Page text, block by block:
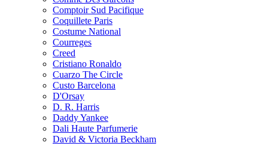
Comptoir Sud Pacifique
Coquillete Paris
Costume National
Courreges
Creed
Cristiano Ronaldo
Cuarzo The Circle
Custo Barcelona
D'Orsay
D. R. Harris
Daddy Yankee
Dali Haute Parfumerie
David & Victoria Beckham